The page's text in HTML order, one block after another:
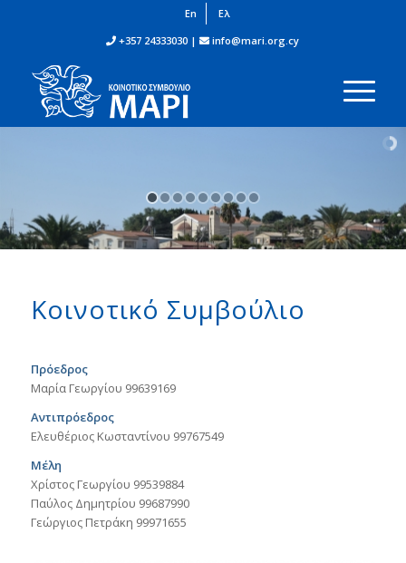
En
Ελ
+357 24333030 |
info@mari.org.cy
Κοινοτικό Συμβούλιο
Πρόεδρος
Μαρία Γεωργίου 99639169
Αντιπρόεδρος
Ελευθέριος Κωσταντίνου 99767549
Μέλη
Χρίστος Γεωργίου 99539884
Παύλος Δημητρίου 99687990
Γεώργιος Πετράκη 99971655